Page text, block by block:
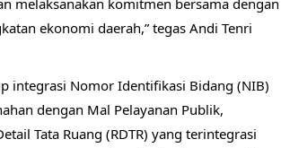
melaksanakan komitmen bersama dengan
ekonomi daerah,” tegas Andi Tenri
integrasi Nomor Identifikasi Bidang (NIB)
dengan Mal Pelayanan Publik,
Tata Ruang (RDTR) yang terintegrasi